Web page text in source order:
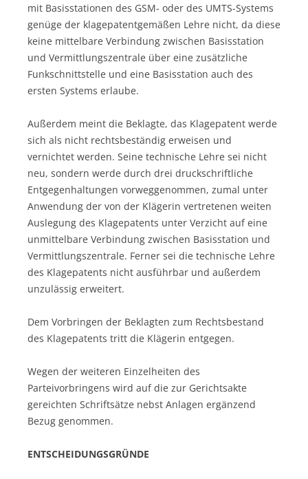
mit Basisstationen des GSM- oder des UMTS-Systems
genüge der klagepatentgemäßen Lehre nicht, da diese
keine mittelbare Verbindung zwischen Basisstation
und Vermittlungszentrale über eine zusätzliche
Funkschnittstelle und eine Basisstation auch des
ersten Systems erlaube.
Außerdem meint die Beklagte, das Klagepatent werde
sich als nicht rechtsbeständig erweisen und
vernichtet werden. Seine technische Lehre sei nicht
neu, sondern werde durch drei druckschriftliche
Entgegenhaltungen vorweggenommen, zumal unter
Anwendung der von der Klägerin vertretenen weiten
Auslegung des Klagepatents unter Verzicht auf eine
unmittelbare Verbindung zwischen Basisstation und
Vermittlungszentrale. Ferner sei die technische Lehre
des Klagepatents nicht ausführbar und außerdem
unzulässig erweitert.
Dem Vorbringen der Beklagten zum Rechtsbestand
des Klagepatents tritt die Klägerin entgegen.
Wegen der weiteren Einzelheiten des
Parteivorbringens wird auf die zur Gerichtsakte
gereichten Schriftsätze nebst Anlagen ergänzend
Bezug genommen.
ENTSCHEIDUNGSGRÜNDE